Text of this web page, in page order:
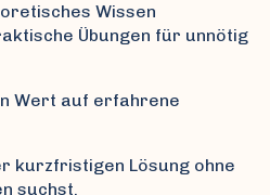
Wissen
Übungen für unnötig
Wert auf erfahrene
kurzfristigen Lösung ohne
suchst.